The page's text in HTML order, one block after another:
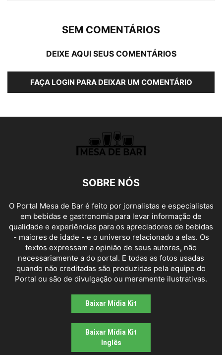
SEM COMENTÁRIOS
DEIXE AQUI SEUS COMENTÁRIOS
FAÇA LOGIN PARA DEIXAR UM COMENTÁRIO
SOBRE NÓS
O Portal Mesa de Bar é feito por jornalistas e especialistas
em bebidas e gastronomia para levar informação de
qualidade e experiências para os apreciadores de bebidas
- maiores de idade - e o universo relacionado a elas. Os
textos expressam a opinião de seus autores, não
necessariamente a do portal. E todas as fotos usadas
quando não creditadas são produzidas pela equipe do
Portal ou são de divulgação ou meramente ilustrativas.
Baixar Mídia Kit
Baixar Mídia Kit
Inglês